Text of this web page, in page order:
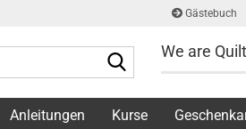
Gästebuch
Suche...We are
Anleitungen Kurse